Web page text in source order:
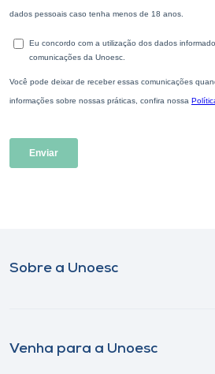
Sobre a Unoesc
Venha para a Unoesc